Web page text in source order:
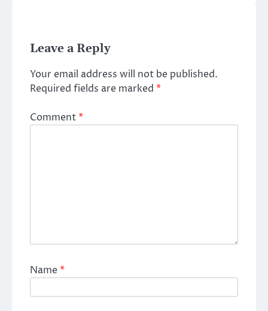
Leave a Reply
Your email address will not be published.
Required fields are marked *
Comment*
Name*